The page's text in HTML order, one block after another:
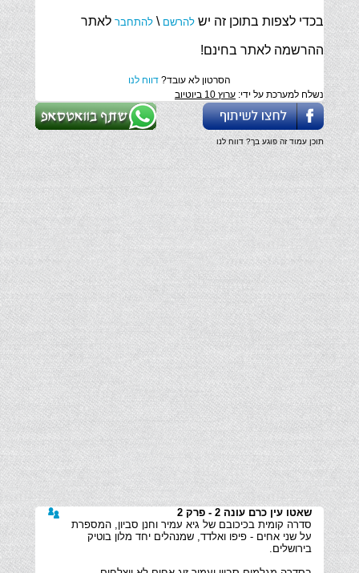
בכדי לצפות בתוכן זה יש להרשם \ להתחבר לאתר
ההרשמה לאתר בחינם!
הסרטון לא עובד? דווח לנו
נשלח למערכת על ידי: ערוץ 10 ביוטיוב
תוכן עמוד זה פוגע בך? דווח לנו
שאטו עין כרם עונה 2 - פרק 2
סדרה קומית בכיכובם של גיא עמיר וחנן סביון, המספרת
על שני אחים - פיפו ואלדד, שמנהלים יחד מלון בוטיק